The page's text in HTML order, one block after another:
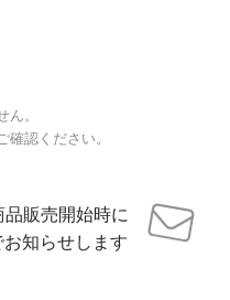
。
認ください。
販売開始時に
お知らせします